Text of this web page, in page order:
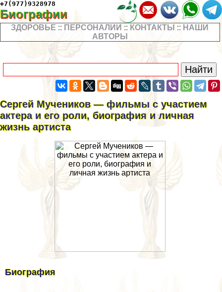
+7(977)9328978
Биографии
ЗДОРОВЬЕ :: ПЕРСОНАЛИИ :: КОНТАКТЫ :: НАШИ
АВТОРЫ
Сергeй Мучеников — фильмы с участием
актера и его роли, биография и личная
жизнь артиста
Биография